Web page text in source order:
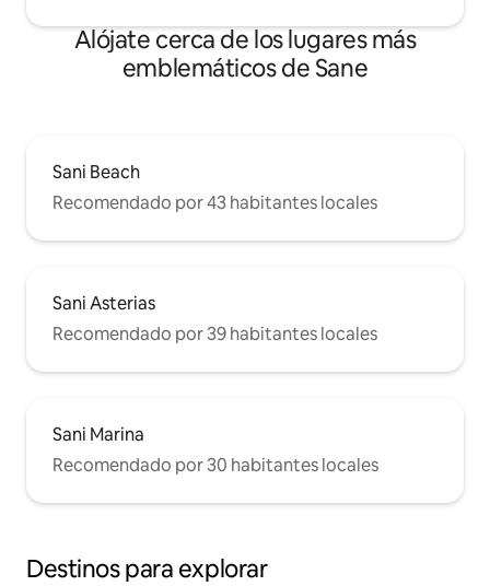
Alójate cerca de los lugares más
emblemáticos de Sane
Sani Beach
Recomendado por 43 habitantes locales
Sani Asterias
Recomendado por 39 habitantes locales
Sani Marina
Recomendado por 30 habitantes locales
Destinos para explorar